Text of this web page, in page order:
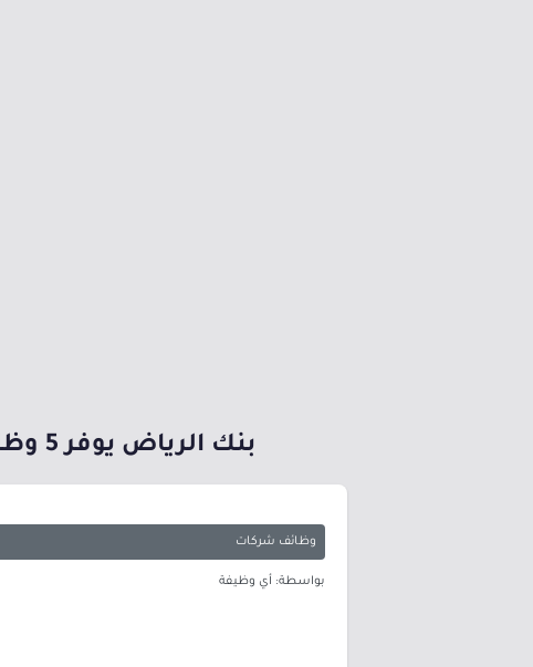
بنك الرياض يوفر 5 وظائف شاغرة لحملة البكالوريوس بالرياض والمنطقة الشرقية
وظائف شركات
بواسطة: أي وظيفة